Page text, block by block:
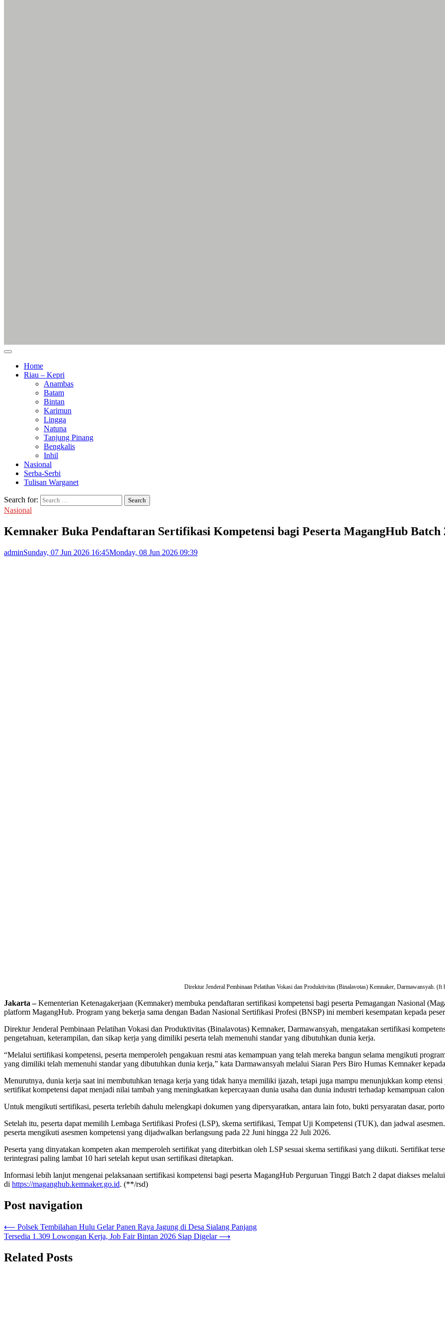
Home
Riau – Kepri
Anambas
Batam
Bintan
Karimun
Lingga
Natuna
Tanjung Pinang
Bengkalis
Inhil
Nasional
Serba-Serbi
Tulisan Warganet
Search for:
Nasional
Kemnaker Buka Pendaftaran Sertifikasi Kompetensi bagi Peserta MagangHub Batch
adminSunday, 07 Jun 2026 16:45Monday, 08 Jun 2026 09:39
Direktur Jenderal Pembinaan Pelatihan Vokasi dan Produktivitas (Binalavotas) Kemnaker, Darmawansyah. (ft
Jakarta –Kementerian Ketenagakerjaan (Kemnaker) membuka pendaftaran sertifikasi kompetensi bagi peserta Pemagangan Nasional
platform MagangHub. Program yang bekerja sama dengan Badan Nasional Sertifikasi Profesi (BNSP) ini memberi kesempatan kepada
Direktur Jenderal Pembinaan Pelatihan Vokasi dan Produktivitas (Binalavotas) Kemnaker, Darmawansyah, mengatakan sertifikasi
pengetahuan, keterampilan, dan sikap kerja yang dimiliki peserta telah memenuhi standar yang dibutuhkan dunia kerja.
“Melalui sertifikasi kompetensi, peserta memperoleh pengakuan resmi atas kemampuan yang telah mereka bangun selama mengikuti
yang dimiliki telah memenuhi standar yang dibutuhkan dunia kerja,” kata Darmawansyah melalui Siaran Pers Biro Humas Kemnaker
Menurutnya, dunia kerja saat ini membutuhkan tenaga kerja yang tidak hanya memiliki ijazah, tetapi juga mampu menunjukkan komp
sertifikat kompetensi dapat menjadi nilai tambah yang meningkatkan kepercayaan dunia usaha dan dunia industri terhadap kemampuan
Untuk mengikuti sertifikasi, peserta terlebih dahulu melengkapi dokumen yang dipersyaratkan, antara lain foto, bukti persyaratan dasar,
Setelah itu, peserta dapat memilih Lembaga Sertifikasi Profesi (LSP), skema sertifikasi, Tempat Uji Kompetensi (TUK), dan jadwal
peserta mengikuti asesmen kompetensi yang dijadwalkan berlangsung pada 22 Juni hingga 22 Juli 2026.
Peserta yang dinyatakan kompeten akan memperoleh sertifikat yang diterbitkan oleh LSP sesuai skema sertifikasi yang diikuti. Sertifikat
terintegrasi paling lambat 10 hari setelah keput usan sertifikasi ditetapkan.
Informasi lebih lanjut mengenai pelaksanaan sertifikasi kompetensi bagi peserta MagangHub Perguruan Tinggi Batch 2 dapat diakses
di https://maganghub.kemnaker.go.id. (**/rsd)
Post navigation
⟵ Polsek Tembilahan Hulu Gelar Panen Raya Jagung di Desa Sialang Panjang
Tersedia 1.309 Lowongan Kerja, Job Fair Bintan 2026 Siap Digelar ⟶
Related Posts